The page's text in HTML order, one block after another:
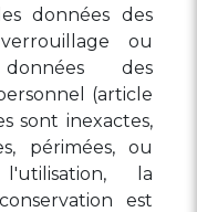
données des
ou
des
(article
sont inexactes,
périmées, ou
la
est